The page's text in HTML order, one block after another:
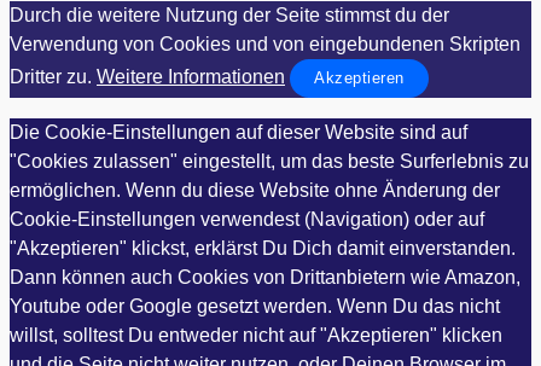
Durch die weitere Nutzung der Seite stimmst du der
Verwendung von Cookies und von eingebundenen Skripten
Dritter zu. Weitere Informationen Akzeptieren
Die Cookie-Einstellungen auf dieser Website sind auf
"Cookies zulassen" eingestellt, um das beste Surferlebnis zu
ermöglichen. Wenn du diese Website ohne Änderung der
Cookie-Einstellungen verwendest (Navigation) oder auf
"Akzeptieren" klickst, erklärst Du Dich damit einverstanden.
Dann können auch Cookies von Drittanbietern wie Amazon,
Youtube oder Google gesetzt werden. Wenn Du das nicht
willst, solltest Du entweder nicht auf "Akzeptieren" klicken